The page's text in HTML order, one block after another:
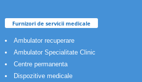
Furnizori de servicii medicale
Ambulator recuperare
Ambulator Specialitate Clinic
Centre permanenta
Dispozitive medicale